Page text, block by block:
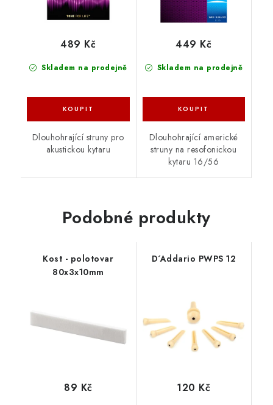
Skladem na prodejně
489 Kč
Dlouhohrající struny pro
akustickou kytaru
Skladem na prodejně
449 Kč
Dlouhohrající americké
struny na resofonickou
kytaru 16/56
Podobné produkty
Kost - polotovar
80x3x10mm
89 Kč
D´Addario PWPS 12
120 Kč